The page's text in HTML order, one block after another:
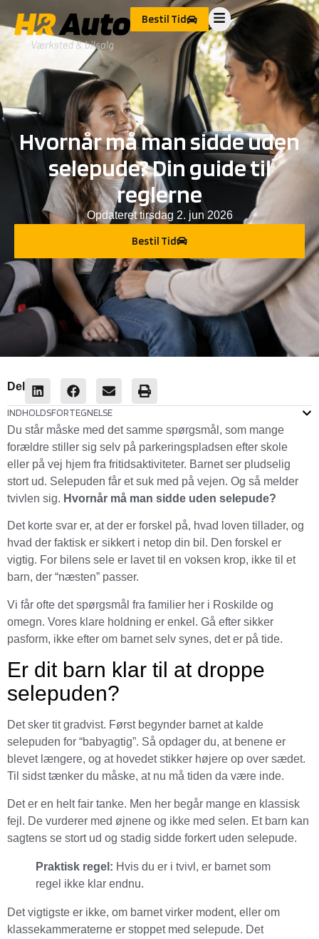
Bestil Tid
Hvornår må man sidde uden
selepude? Din guide til
reglerne
Opdateret tirsdag 2. jun 2026
Bestil Tid
Del
INDHOLDSFORTEGNELSE
Du står måske med det samme spørgsmål, som mange
forældre stiller sig selv på parkeringspladsen efter skole
eller på vej hjem fra fritidsaktiviteter. Barnet ser pludselig
stort ud. Selepuden får et suk med på vejen. Og så melder
tvivlen sig. Hvornår må man sidde uden selepude?
Det korte svar er, at der er forskel på, hvad loven tillader, og
hvad der faktisk er sikkert i netop din bil. Den forskel er
vigtig. For bilens sele er lavet til en voksen krop, ikke til et
barn, der “næsten” passer.
Vi får ofte det spørgsmål fra familier her i Roskilde og
omegn. Vores klare holdning er enkel. Gå efter sikker
pasform, ikke efter om barnet selv synes, det er på tide.
Er dit barn klar til at droppe
selepuden?
Det sker tit gradvist. Først begynder barnet at kalde
selepuden for “babyagtig”. Så opdager du, at benene er
blevet længere, og at hovedet stikker højere op over sædet.
Til sidst tænker du måske, at nu må tiden da være inde.
Det er en helt fair tanke. Men her begår mange en klassisk
fejl. De vurderer med øjnene og ikke med selen. Et barn kan
sagtens se stort ud og stadig sidde forkert uden selepude.
Praktisk regel: Hvis du er i tvivl, er barnet som
regel ikke klar endnu.
Det vigtigste er ikke, om barnet virker modent, eller om
klassekammeraterne er stoppet med selepude. Det